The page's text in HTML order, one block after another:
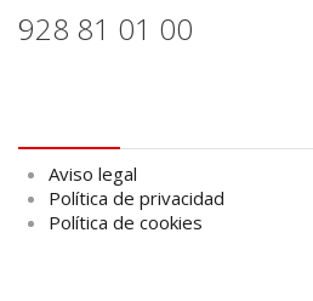
928 81 01 00
Aviso legal
Política de privacidad
Política de cookies